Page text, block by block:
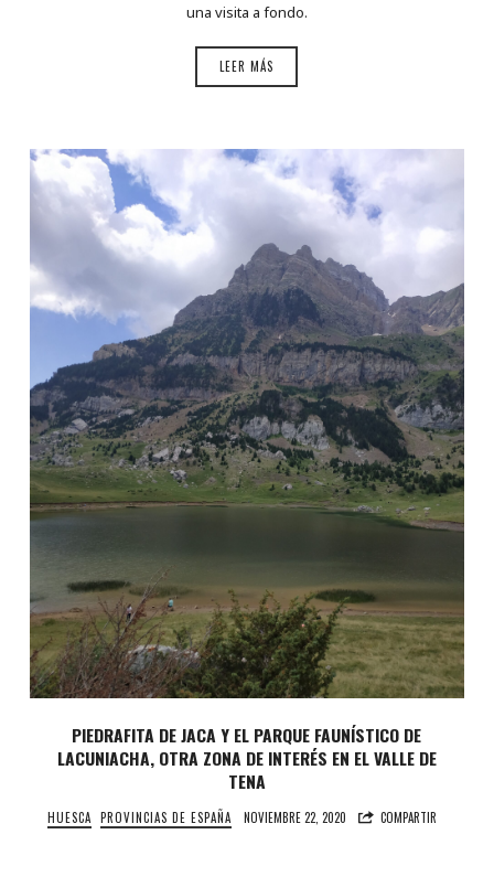
una visita a fondo.
LEER MÁS
PIEDRAFITA DE JACA Y EL PARQUE FAUNÍSTICO DE
LACUNIACHA, OTRA ZONA DE INTERÉS EN EL VALLE DE
TENA
HUESCA PROVINCIAS DE ESPAÑA NOVIEMBRE 22, 2020 COMPARTIR